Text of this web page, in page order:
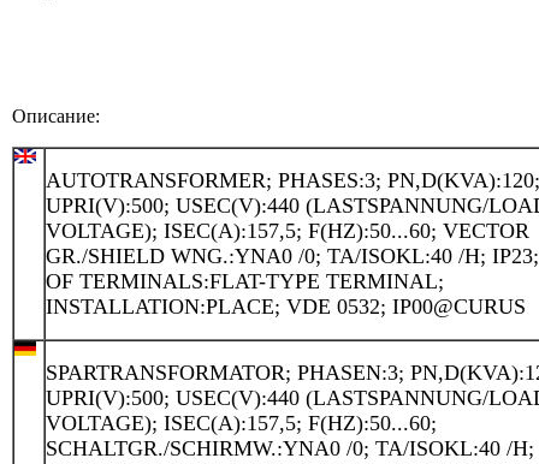
Описание:
AUTOTRANSFORMER; PHASES:3; PN,D(KVA):120;
UPRI(V):500; USEC(V):440 (LASTSPANNUNG/
VOLTAGE); ISEC(A):157,5; F(HZ):50...60; VECTOR
GR./SHIELD WNG.:YNA0 /0; TA/ISOKL:40 /H;
OF TERMINALS:FLAT-TYPE TERMINAL;
INSTALLATION:PLACE; VDE 0532; IP00@CURUS
SPARTRANSFORMATOR; PHASEN:3;
UPRI(V):500; USEC(V):440 (LASTSPANNUNG/
VOLTAGE); ISEC(A):157,5; F(HZ):50...60;
SCHALTGR./SCHIRMW.:YNA0 /0; TA/ISOKL:40 /H;